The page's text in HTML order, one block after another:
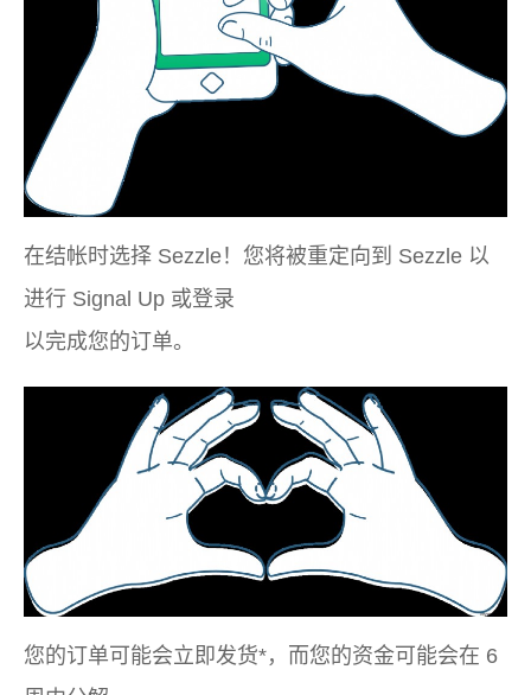
在结帐时选择 Sezzle！您将被重定向到 Sezzle 以
进行 Signal Up 或登录
以完成您的订单。
您的订单可能会立即发货*，而您的资金可能会在 6